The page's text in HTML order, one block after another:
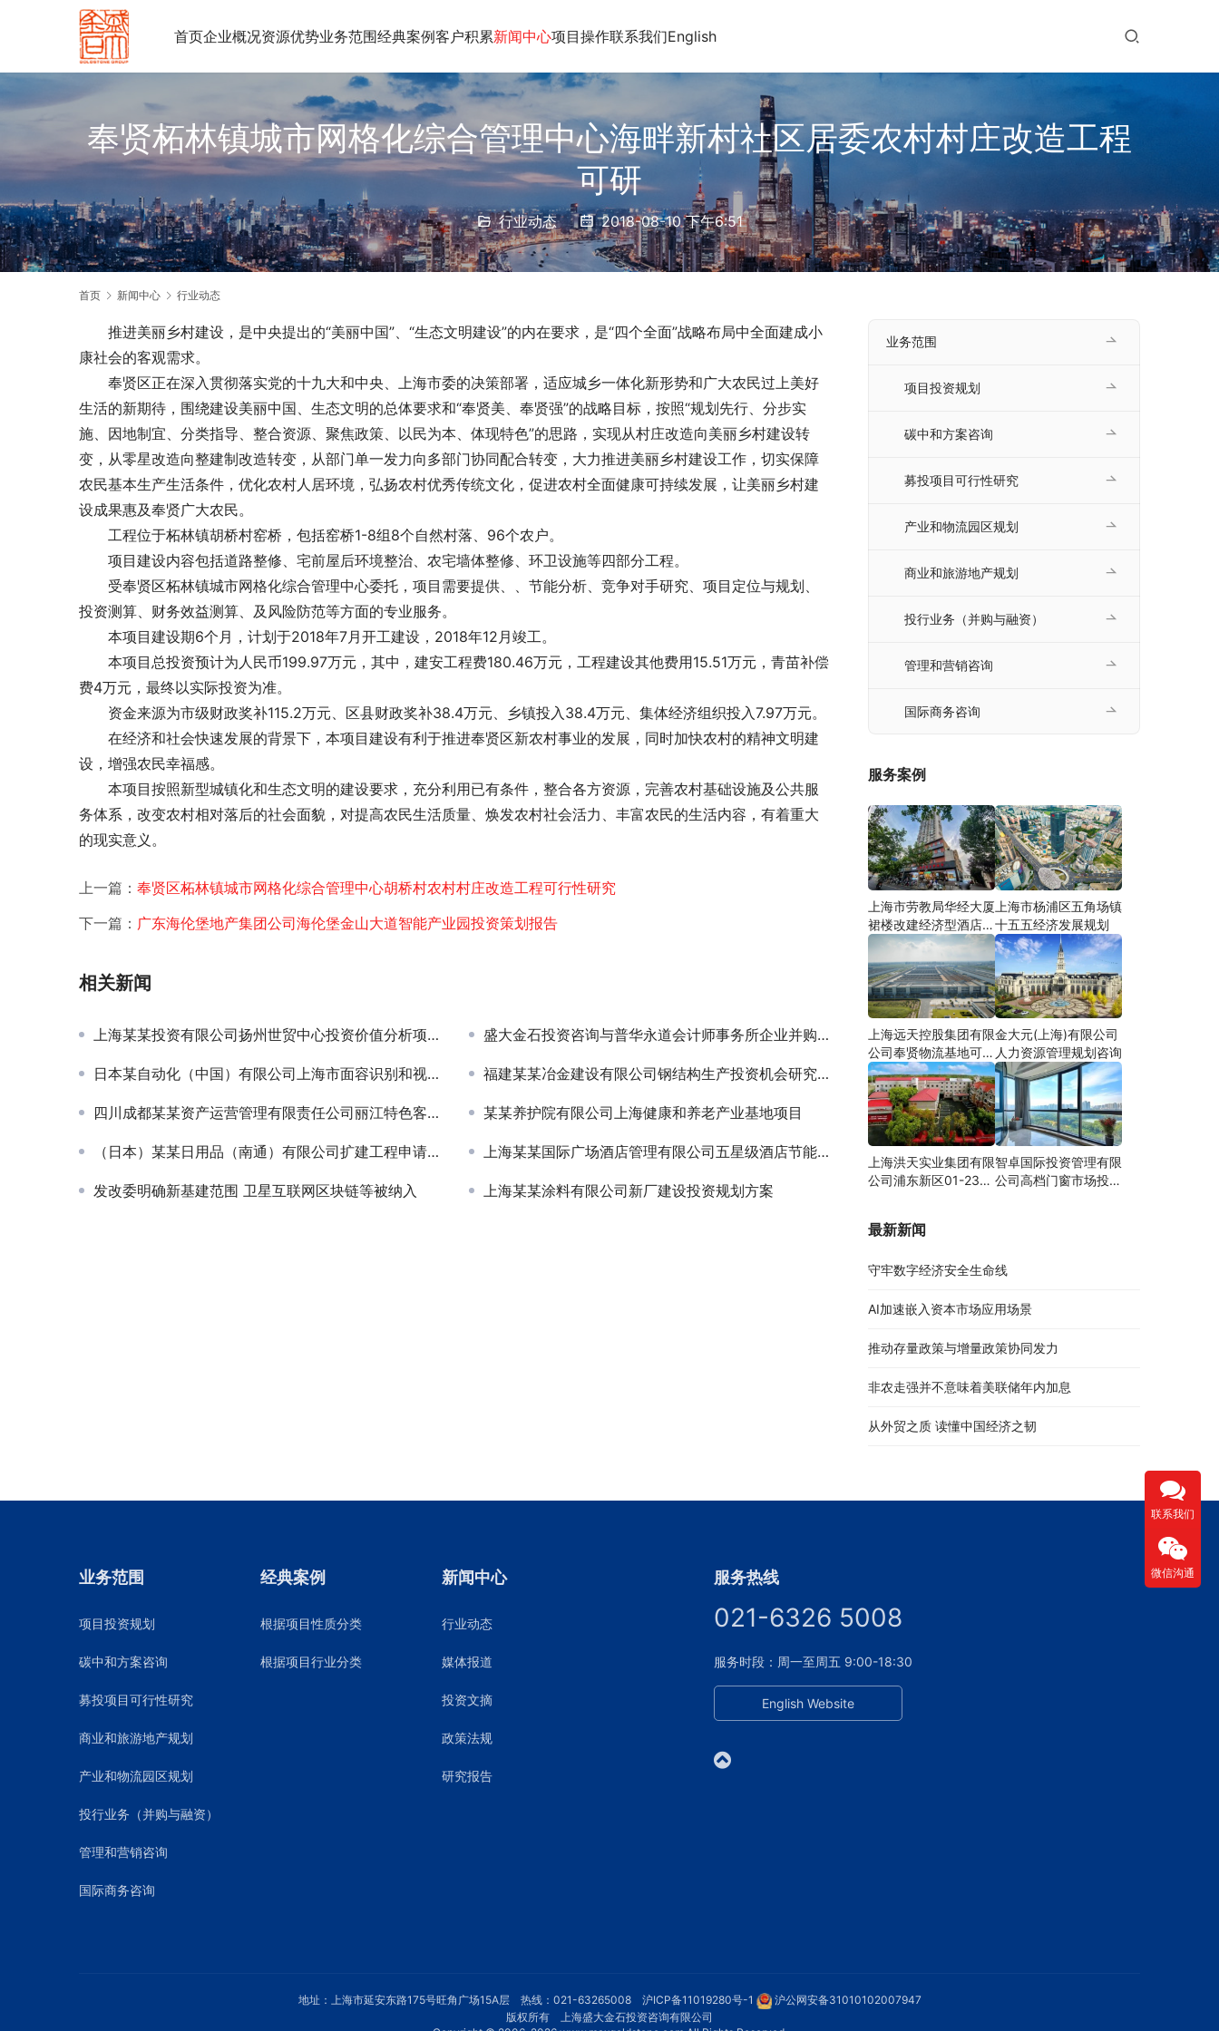
首页企业概况资源优势业务范围经典案例客户积累新闻中心项目操作联系我们English
奉贤柘林镇城市网格化综合管理中心海畔新村社区居委农村村庄改造工程
可研
行业动态 2018-08-10 下午6:51
首页 新闻中心 行业动态
推进美丽乡村建设，是中央提出的“美丽中国”、“生态文明建设”的内在要求，是“四个全面”战略布局中全面建成小
康社会的客观需求。
奉贤区正在深入贯彻落实党的十九大和中央、上海市委的决策部署，适应城乡一体化新形势和广大农民过上美好
生活的新期待，围绕建设美丽中国、生态文明的总体要求和“奉贤美、奉贤强”的战略目标，按照“规划先行、分步实
施、因地制宜、分类指导、整合资源、聚焦政策、以民为本、体现特色”的思路，实现从村庄改造向美丽乡村建设转
变，从零星改造向整建制改造转变，从部门单一发力向多部门协同配合转变，大力推进美丽乡村建设工作，切实保障
农民基本生产生活条件，优化农村人居环境，弘扬农村优秀传统文化，促进农村全面健康可持续发展，让美丽乡村建
设成果惠及奉贤广大农民。
工程位于柘林镇胡桥村窑桥，包括窑桥1-8组8个自然村落、96个农户。
项目建设内容包括道路整修、宅前屋后环境整治、农宅墙体整修、环卫设施等四部分工程。
受奉贤区柘林镇城市网格化综合管理中心委托，项目需要提供、 、节能分析、竞争对手研究、项目定位与规划、
投资测算、财务效益测算、 及风险防范等方面的专业服务。
本项目建设期6个月，计划于2018年7月开工建设，2018年12月竣工。
本项目总投资预计为人民币199.97万元，其中，建安工程费180.46万元，工程建设其他费用15.51万元，青苗补偿
费4万元，最终以实际投资为准。
资金来源为市级财政奖补115.2万元、区县财政奖补38.4万元、乡镇投入38.4万元、集体经济组织投入7.97万元。
在经济和社会快速发展的背景下，本项目建设有利于推进奉贤区新农村事业的发展，同时加快农村的精神文明建
设，增强农民幸福感。
本项目按照新型城镇化和生态文明的建设要求，充分利用已有条件，整合各方资源，完善农村基础设施及公共服
务体系，改变农村相对落后的社会面貌，对提高农民生活质量、焕发农村社会活力、丰富农民的生活内容，有着重大
的现实意义。
上一篇： 奉贤区柘林镇城市网格化综合管理中心胡桥村农村村庄改造工程可行性研究
下一篇： 广东海伦堡地产集团公司海伦堡金山大道智能产业园投资策划报告
相关新闻
上海某某投资有限公司扬州世贸中心投资价值分析项目签约 盛大金石投资咨询与普华永道会计师事务所企业并购部签署战略合作协议
日本某自动化（中国）有限公司上海市面容识别和视频监控产品市场调查项目签约 福建某某冶金建设有限公司钢结构生产投资机会研究项目签约
四川成都某某资产运营管理有限责任公司丽江特色客栈酒吧商铺调查项目签约 某某养护院有限公司上海健康和养老产业基地项目
（日本）某某日用品（南通）有限公司扩建工程申请报告项目签约 上海某某国际广场酒店管理有限公司五星级酒店节能评估项目签约
发改委明确新基建范围 卫星互联网区块链等被纳入 上海某某涂料有限公司新厂建设投资规划方案
业务范围
项目投资规划
碳中和方案咨询
募投项目可行性研究
产业和物流园区规划
商业和旅游地产规划
投行业务（并购与融资）
管理和营销咨询
国际商务咨询
服务案例
上海市劳教局华经大厦
裙楼改建经济型酒店可
研
上海市杨浦区五角场镇
十五五经济发展规划
上海远天控股集团有限
公司奉贤物流基地可行
性研究
金大元(上海)有限公司
人力资源管理规划咨询
上海洪天实业集团有限
公司浦东新区01-23地
智卓国际投资管理有限
公司高档门窗市场投资
最新新闻
守牢数字经济安全生命线
AI加速嵌入资本市场应用场景
推动存量政策与增量政策协同发力
非农走强并不意味着美联储年内加息
从外贸之质 读懂中国经济之韧
业务范围
项目投资规划
碳中和方案咨询
募投项目可行性研究
商业和旅游地产规划
产业和物流园区规划
投行业务（并购与融资）
管理和营销咨询
国际商务咨询
经典案例
根据项目性质分类
根据项目行业分类
新闻中心
行业动态
媒体报道
投资文摘
政策法规
研究报告
服务热线
021-6326 5008
服务时段：周一至周五 9:00-18:30
English Website
地址：上海市延安东路175号旺角广场15A层 热线：021-63265008 沪ICP备11019280号-1
沪公网安备31010102007947
版权所有 上海盛大金石投资咨询有限公司
联系我们
微信沟通